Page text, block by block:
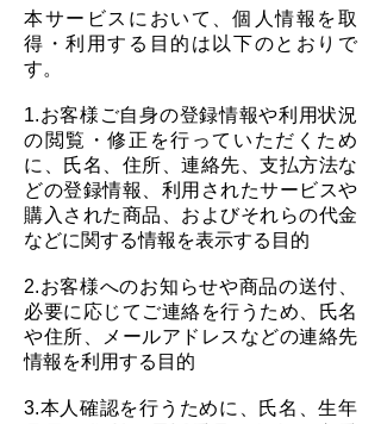
本サービスにおいて、個人情報を取
得・利用する目的は以下のとおりで
す。
1.お客様ご自身の登録情報や利用状況
の閲覧・修正を行っていただくため
に、氏名、住所、連絡先、支払方法な
どの登録情報、利用されたサービスや
購入された商品、およびそれらの代金
などに関する情報を表示する目的
2.お客様へのお知らせや商品の送付、
必要に応じてご連絡を行うため、氏名
や住所、メールアドレスなどの連絡先
情報を利用する目的
3.本人確認を行うために、氏名、生年